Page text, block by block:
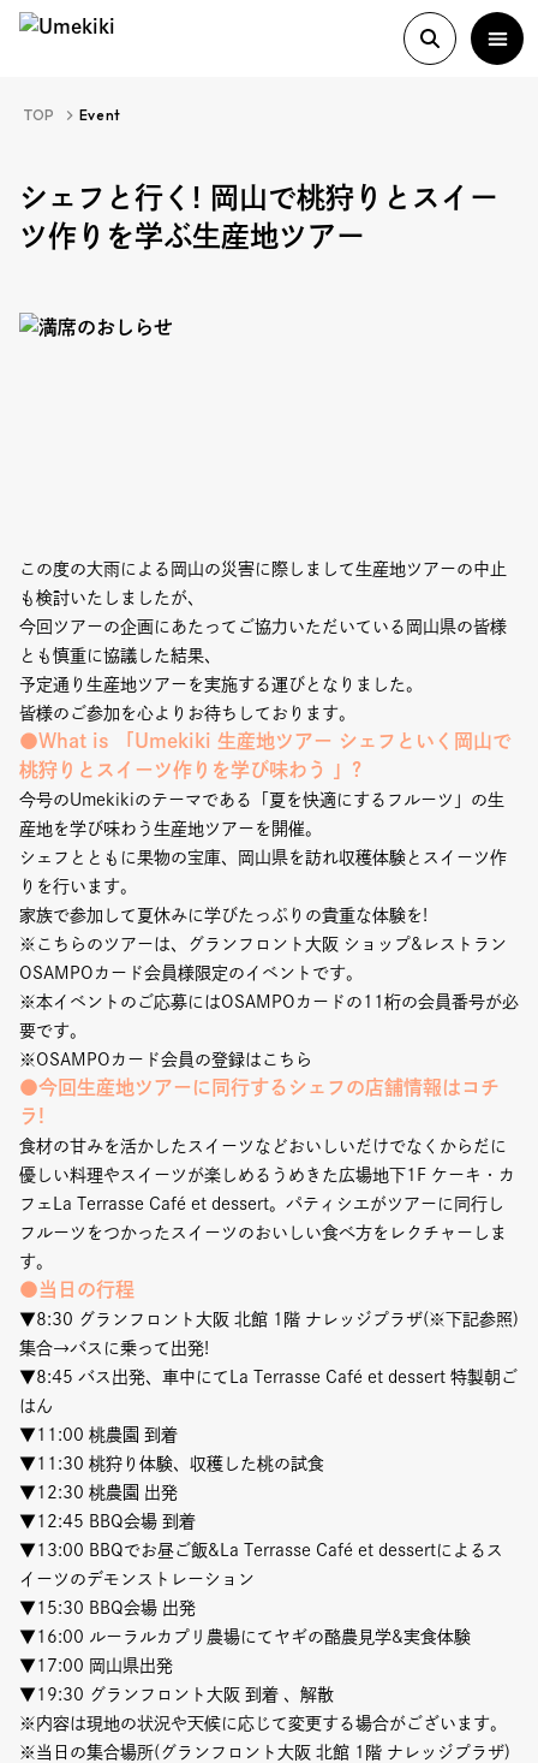
About
Event
Umekiki木曜マルシェ
限定フェア
TOP Event
シェフと行く! 岡山で桃狩りとスイー
ツ作りを学ぶ生産地ツアー
この度の大雨による岡山の災害に際しまして生産地ツアーの中止
も検討いたしましたが、
今回ツアーの企画にあたってご協力いただいている岡山県の皆様
とも慎重に協議した結果、
予定通り生産地ツアーを実施する運びとなりました。
皆様のご参加を心よりお待ちしております。
●What is 「Umekiki 生産地ツアー シェフといく岡山で
桃狩りとスイーツ作りを学び味わう 」?
今号のUmekikiのテーマである「夏を快適にするフルーツ」の生
産地を学び味わう生産地ツアーを開催。
シェフとともに果物の宝庫、岡山県を訪れ収穫体験とスイーツ作
りを行います。
家族で参加して夏休みに学びたっぷりの貴重な体験を!
※こちらのツアーは、グランフロント大阪 ショップ&レストラン
OSAMPOカード会員様限定のイベントです。
※本イベントのご応募にはOSAMPOカードの11桁の会員番号が必
要です。
※OSAMPOカード会員の登録は こちら
●今回生産地ツアーに同行するシェフの店舗情報はコチ
ラ!
食材の甘みを活かしたスイーツなどおいしいだけでなくからだに
優しい料理やスイーツが楽しめる うめきた広場地下1F ケーキ・カ
フェLa Terrasse Café et dessert。パティシエがツアーに同行し
フルーツをつかったスイーツのおいしい食べ方をレクチャーしま
す。
●当日の行程
▼8:30 グランフロント大阪 北館 1階 ナレッジプラザ(※下記参照)
集合→バスに乗って出発!
▼8:45 バス出発、車中にてLa Terrasse Café et dessert 特製朝ご
はん
▼11:00 桃農園 到着
▼11:30 桃狩り体験、収穫した桃の試食
▼12:30 桃農園 出発
▼12:45 BBQ会場 到着
▼13:00 BBQでお昼ご飯&La Terrasse Café et dessertによるス
イーツのデモンストレーション
▼15:30 BBQ会場 出発
▼16:00 ルーラルカプリ農場にてヤギの酪農見学&実食体験
▼17:00 岡山県出発
▼19:30 グランフロント大阪 到着 、解散
※内容は現地の状況や天候に応じて変更する場合がございます。
※当日の集合場所(グランフロント大阪 北館 1階 ナレッジプラザ)